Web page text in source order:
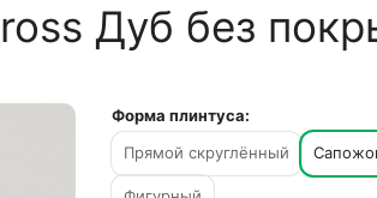
Дуб без
Форма плинтуса:
Прямой скруглённый